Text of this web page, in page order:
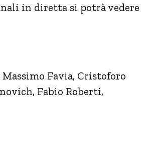
in diretta si potrà vedere
Favia, Cristoforo
Fabio Roberti,